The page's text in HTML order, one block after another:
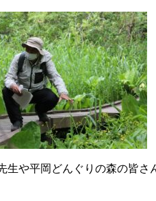
生や平岡どんぐりの森の皆さ